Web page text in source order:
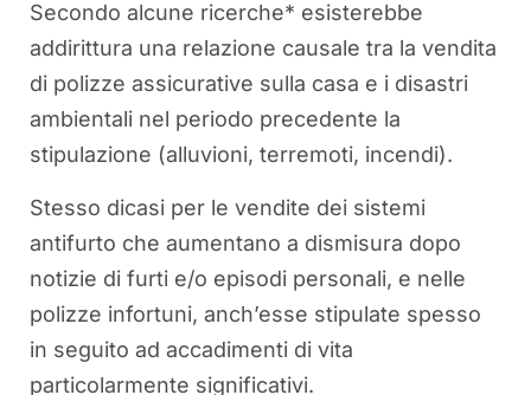
Secondo alcune ricerche* esisterebbe
addirittura una relazione causale tra la vendita
di polizze assicurative sulla casa e i disastri
ambientali nel periodo precedente la
stipulazione (alluvioni, terremoti, incendi).
Stesso dicasi per le vendite dei sistemi
antifurto che aumentano a dismisura dopo
notizie di furti e/o episodi personali, e nelle
polizze infortuni, anch’esse stipulate spesso
in seguito ad accadimenti di vita
particolarmente significativi.